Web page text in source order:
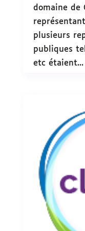
domaine de
plusieurs
publiques
etc étaient...